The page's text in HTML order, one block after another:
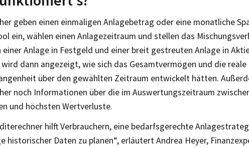
geben einen einmaligen Anlagebetrag oder eine monatliche
ein, wählen einen Anlagezeitraum und stellen das
einer Anlage in Festgeld und einer breit gestreuten Anlage in
wird dann angezeigt, wie sich das Gesamtvermögen und die reale
über den gewählten Zeitraum entwickelt hätten.
noch Informationen über die im Auswertungszeitraum
und höchsten Wertverluste.
hilft Verbrauchern, eine bedarfsgerechte
historischer Daten zu planen“, erläutert Andrea Heyer,